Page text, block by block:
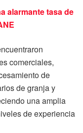
alarmante tasa de
comerciales,
de
de granja y
una amplia
de experiencia